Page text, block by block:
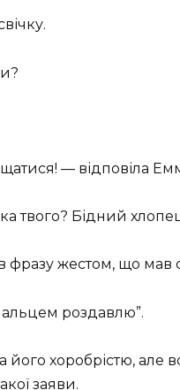
— відповіла
твого? Бідний
фразу жестом, що мав
роздавлю”.
хоробрістю, але
заяви.